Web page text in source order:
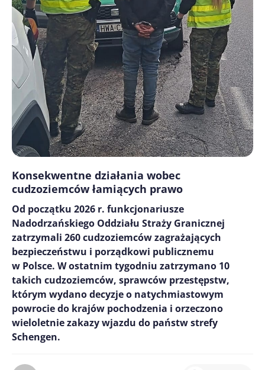
Konsekwentne działania wobec
cudzoziemców łamiących prawo
Od początku 2026 r. funkcjonariusze
Nadodrzańskiego Oddziału Straży Granicznej
zatrzymali 260 cudzoziemców zagrażających
bezpieczeństwu i porządkowi publicznemu
w Polsce. W ostatnim tygodniu zatrzymano 10
takich cudzoziemców, sprawców przestępstw,
którym wydano decyzje o natychmiastowym
powrocie do krajów pochodzenia i orzeczono
wieloletnie zakazy wjazdu do państw strefy
Schengen.